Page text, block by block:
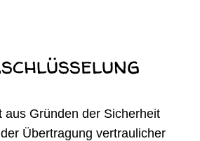
aus Gründen der Sicherheit
Übertragung vertraulicher